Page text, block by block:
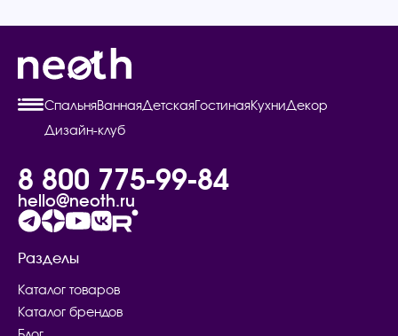
СпальняВаннаяДетскаяГостинаяКухниДекор
Дизайн-клуб
8 800 775-99-84
hello@neoth.ru
Разделы
Каталог товаров
Каталог брендов